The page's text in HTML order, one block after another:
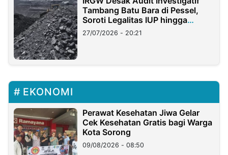
Tambang Batu Bara di Pessel,
Soroti Legalitas IUP hingga
Stockpile
27/07/2026 - 20:21
EKONOMI
Perawat Kesehatan Jiwa Gelar
Cek Kesehatan Gratis bagi Warga
Kota Sorong
09/08/2026 - 08:50